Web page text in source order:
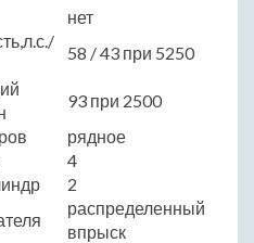
нет
58 / 43 при 5250
93 при 2500
рядное
4
2
распределенный
впрыск